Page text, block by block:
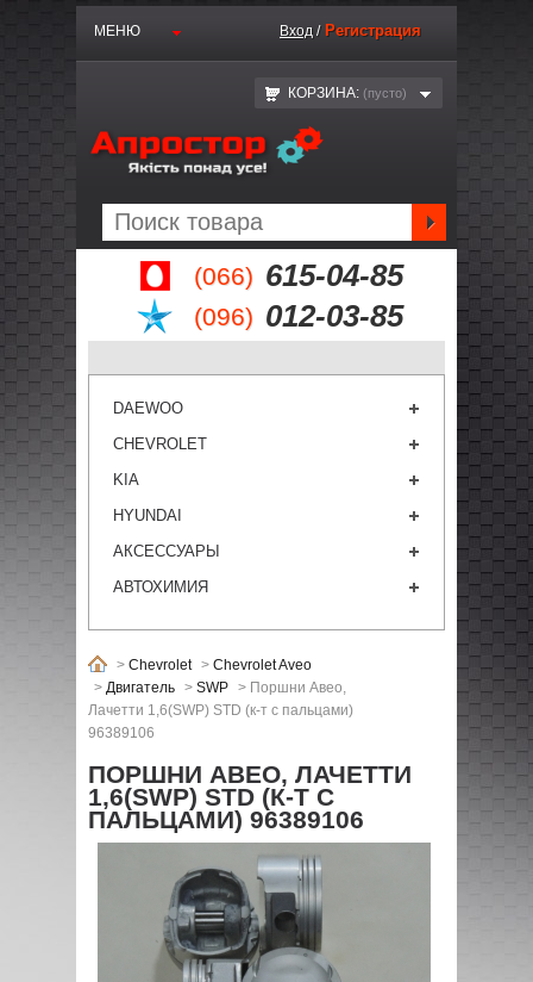
(066) 615-04-85
(096) 012-03-85
МЕНЮ Вход / Регистрация
КОРЗИНА: (пустo)
DAEWOO
CHEVROLET
KIA
HYUNDAI
АКСЕССУАРЫ
АВТОХИМИЯ
> Chevrolet > Chevrolet Aveo
> Двигатель > SWP > Поршни Авео,
Лачетти 1,6(SWP) STD (к-т с пальцами)
96389106
ПОРШНИ АВЕО, ЛАЧЕТТИ
1,6(SWP) STD (К-Т С
ПАЛЬЦАМИ) 96389106